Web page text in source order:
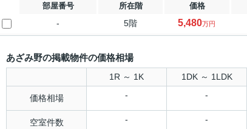
部屋番号 所在階 価格
- 5階 5,480万円
あざみ野の掲載物件の価格相場
1R ～ 1K 1DK ～ 1LDK
価格相場 - -
空室件数 - -